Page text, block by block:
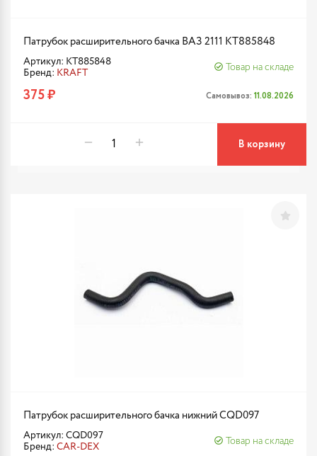
Патрубок расширительного бачка ВАЗ 2111 KT885848
Артикул: KT885848
Бренд: KRAFT
Товар на складе
375 ₽ Самовывоз: 11.08.2026
В корзину
Патрубок расширительного бачка нижний CQD097
Артикул: CQD097
Бренд: CAR-DEX
Товар на складе